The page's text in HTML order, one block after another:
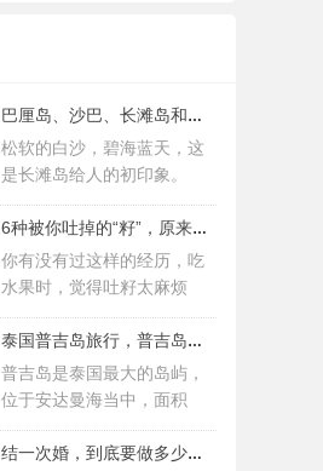
巴厘岛、沙巴、长滩岛和普吉岛，哪个更值得
松软的白沙，碧海蓝天，这
是长滩岛给人的初印象。
6种被你吐掉的“籽”，原来是果蔬界的营养
你有没有过这样的经历，吃
水果时，觉得吐籽太麻烦
泰国普吉岛旅行，普吉岛是泰国最大的岛屿
普吉岛是泰国最大的岛屿，
位于安达曼海当中，面积
结一次婚，到底要做多少件准备工作 |备婚清